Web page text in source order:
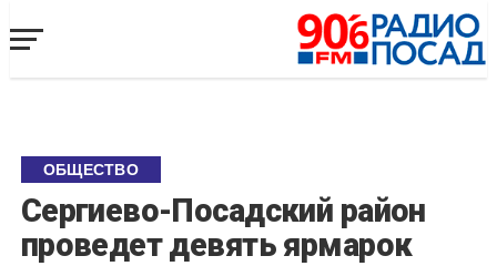
ОБЩЕСТВО
Сергиево-Посадский район
проведет девять ярмарок